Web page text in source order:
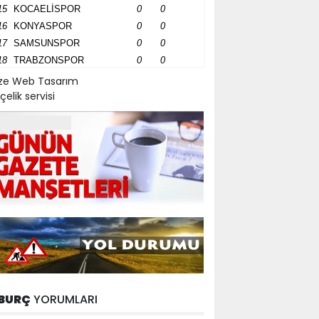
KOCAELİSPOR 0
0
KONYASPOR 0
0
SAMSUNSPOR 0
0
TRABZONSPOR 0 0
Web Tasarım
servisi
YORUMLARI